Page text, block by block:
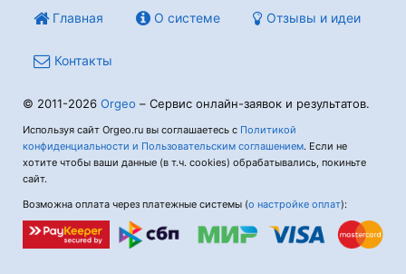
Главная О системе Отзывы и идеи
Контакты
© 2011-2026 Orgeo – Сервис онлайн-заявок и результатов.
Используя сайт Orgeo.ru вы соглашаетесь с Политикой
конфиденциальности и Пользовательским соглашением. Если не
хотите чтобы ваши данные (в т.ч. cookies) обрабатывались, покиньте
сайт.
Возможна оплата через платежные системы (о настройке оплат):